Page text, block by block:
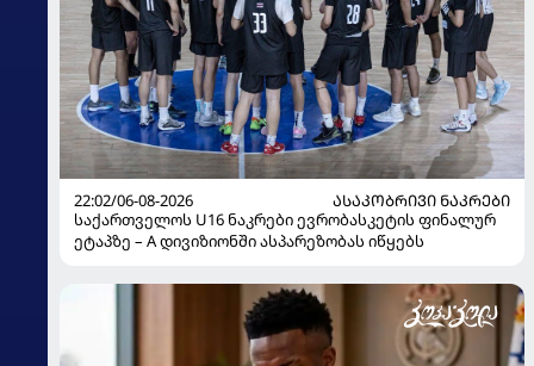
22:02/06-08-2026
ᲐᲡᲐᲙᲝᲑᲠᲘᲕᲘ ᲜᲐᲙᲠᲔᲑᲘ
საქართველოს U16 ნაკრები ევრობასკეტის ფინალურ
ეტაპზე – A დივიზიონში ასპარეზობას იწყებს